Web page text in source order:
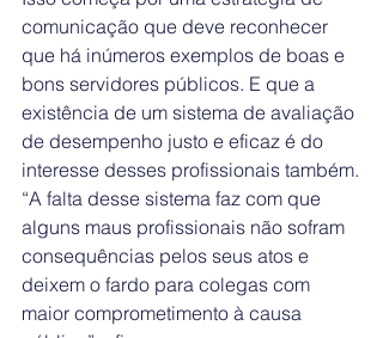
comunicação que deve reconhecer
que há inúmeros exemplos de boas e
bons servidores públicos. E que a
existência de um sistema de avaliação
de desempenho justo e eficaz é do
interesse desses profissionais também.
“A falta desse sistema faz com que
alguns maus profissionais não sofram
consequências pelos seus atos e
deixem o fardo para colegas com
maior comprometimento à causa